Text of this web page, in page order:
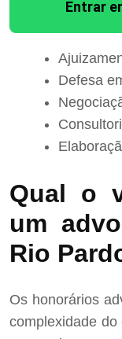
Entrar
Defesa
Qual o
um
Rio
Os honorários
complexidade